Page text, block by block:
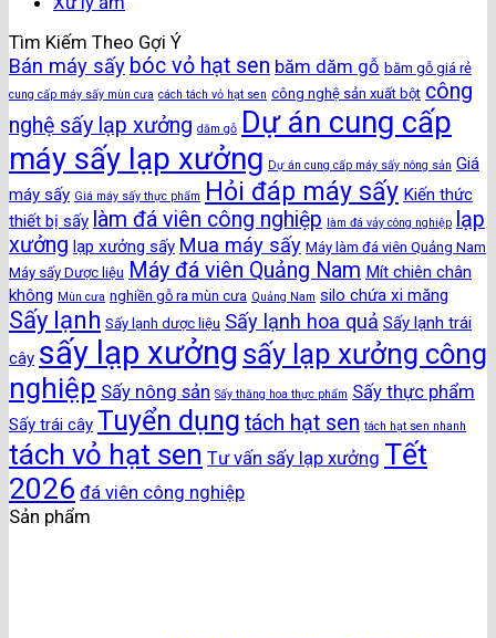
Tìm Kiếm Theo Gợi Ý
Bán máy sấy bóc vỏ hạt sen băm dăm gỗ băm gỗ giá rẻ
cung cấp máy sấy mùn cưa cách tách vỏ hạt sen công nghệ sản xuất bột công
nghệ sấy lạp xưởng dăm gỗ Dự án cung cấp
máy sấy lạp xưởng Dự án cung cấp máy sấy nông sản Giá
máy sấy Giá máy sấy thực phẩm Hỏi đáp máy sấy Kiến thức
thiết bị sấy làm đá viên công nghiệp làm đá vảy công nghiệp
lạp
xưởng lạp xưởng sấy Mua máy sấy Máy làm đá viên Quảng Nam
Máy sấy Dược liệu Máy đá viên Quảng Nam Mít chiên chân
không Mùn cưa nghiền gỗ ra mùn cưa Quảng Nam silo chứa xi măng
Sấy lạnh Sấy lạnh dược liệu Sấy lạnh hoa quả Sấy lạnh trái
cây sấy lạp xưởng sấy lạp xưởng công
nghiệp Sấy nông sản Sấy thăng hoa thực phẩm Sấy thực phẩm
Sấy trái cây Tuyển dụng tách hạt sen tách hạt sen nhanh
tách vỏ hạt sen Tư vấn sấy lạp xưởng Tết
2026 đá viên công nghiệp
Sản phẩm